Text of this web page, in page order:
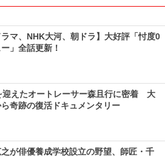
ラマ、NHK大河、朝ドラ】大好評「忖度0
」全話更新！
迎えたオートレーサー森且行に密着 大
奇跡の復活ドキュメンタリー
が俳優養成学校設立の野望、師匠・千